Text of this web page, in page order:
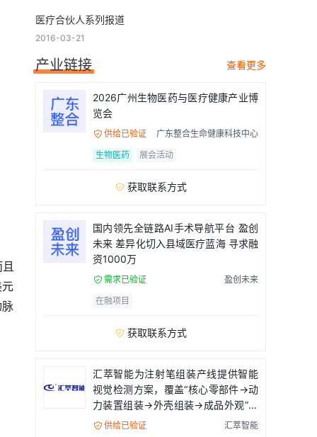
医疗合伙人系列报道
2016-03-21
产业链接 查看更多
2026广州生物医药与医疗健康产业博
览会
 供给已验证
广东整合生命健康科技中心
生物医药
展会活动
 获取联系方式
国内领先全链路AI手术导航平台 盈创
未来 差异化切入县域医疗蓝海 寻求融
资1000万
 需求已验证
盈创未来
在融项目
 获取联系方式
汇萃智能为注射笔组装产线提供智能
视觉检测方案，覆盖“核心零部件→动
力装置组装→外壳组装→成品外观”全
流程
 供给已验证
汇萃智能